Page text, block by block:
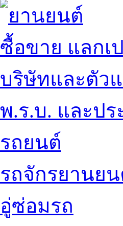
ซื้อขาย แลกเ
บริษัทและตัว
พ.ร.บ. และป
รถยนต์
รถจักรยานย
อู่ซ่อมรถ